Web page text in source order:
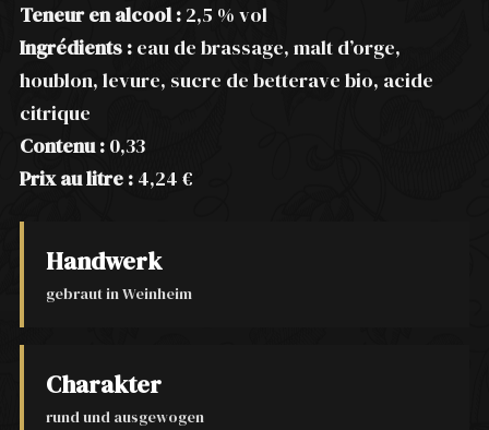
Teneur en alcool : 2,5 % vol
Ingrédients : eau de brassage, malt d’orge,
houblon, levure, sucre de betterave bio, acide
citrique
Contenu : 0,33
Prix au litre : 4,24 €
Handwerk
gebraut in Weinheim
Charakter
rund und ausgewogen